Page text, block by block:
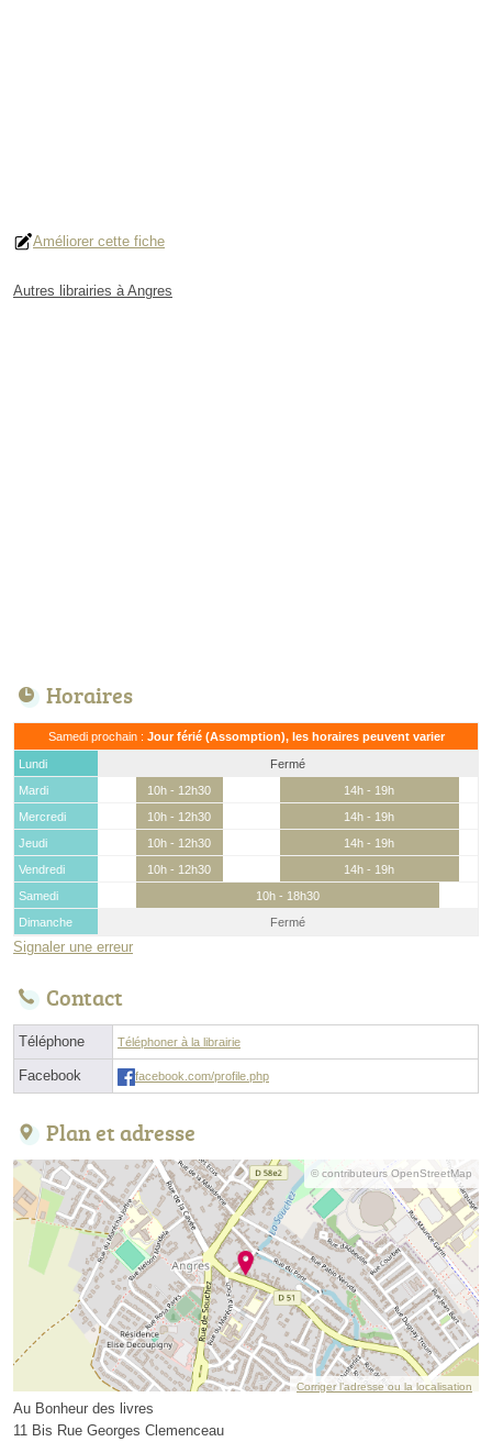
Améliorer cette fiche
Autres librairies à Angres
Horaires
Samedi prochain : Jour férié (Assomption), les horaires peuvent varier
Lundi
Fermé
Mardi
10h - 12h30
14h - 19h
Mercredi
10h - 12h30
14h - 19h
Jeudi
10h - 12h30
14h - 19h
Vendredi
10h - 12h30
14h - 19h
Samedi
10h - 18h30
Dimanche
Fermé
Signaler une erreur
Contact
Téléphone Téléphoner à la librairie
Facebook facebook.com/profile.php
Plan et adresse
© contributeurs OpenStreetMap
Corriger l’adresse ou la localisation
Au Bonheur des livres
11 Bis Rue Georges Clemenceau